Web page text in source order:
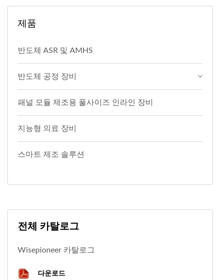
제품
반도체 ASR 및 AMHS
반도체 공정 장비
패널 모듈 제조용 풀사이즈 인라인 장비
지능형 의료 장비
스마트 제조 솔루션
전체 카탈로그
Wisepioneer 카탈로그
다운로드